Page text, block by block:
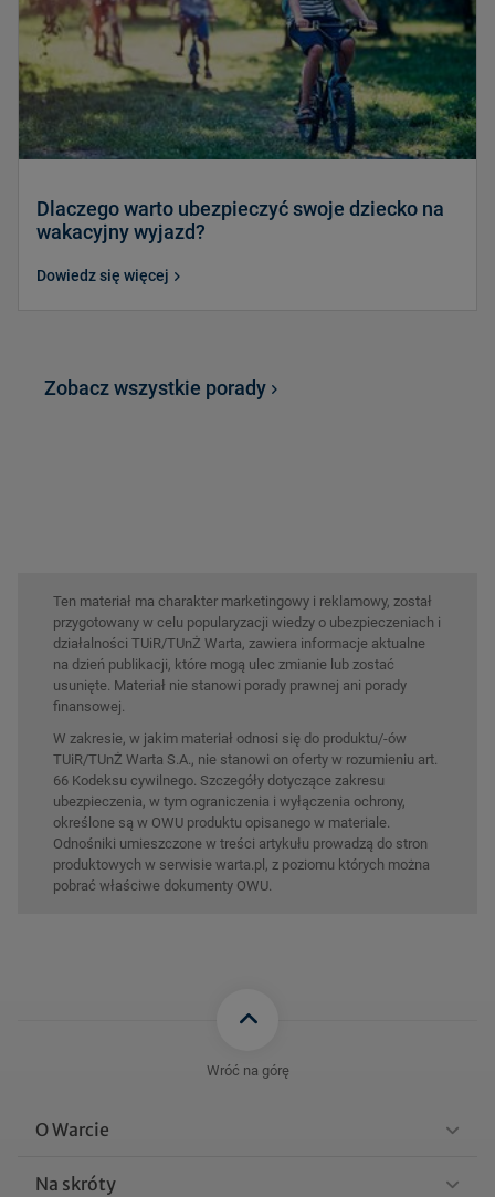
Dlaczego warto ubezpieczyć swoje dziecko na
wakacyjny wyjazd?
Dowiedz się więcej
Zobacz wszystkie porady
Ten materiał ma charakter marketingowy i reklamowy, został
przygotowany w celu popularyzacji wiedzy o ubezpieczeniach i
działalności TUiR/TUnŻ Warta, zawiera informacje aktualne
na dzień publikacji, które mogą ulec zmianie lub zostać
usunięte. Materiał nie stanowi porady prawnej ani porady
finansowej.
W zakresie, w jakim materiał odnosi się do produktu/-ów
TUiR/TUnŻ Warta S.A., nie stanowi on oferty w rozumieniu art.
66 Kodeksu cywilnego. Szczegóły dotyczące zakresu
ubezpieczenia, w tym ograniczenia i wyłączenia ochrony,
określone są w OWU produktu opisanego w materiale.
Odnośniki umieszczone w treści artykułu prowadzą do stron
produktowych w serwisie warta.pl, z poziomu których można
pobrać właściwe dokumenty OWU.
Wróć na górę
O Warcie
Na skróty